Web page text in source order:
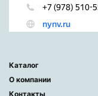
Каталог
О компании
Контакты